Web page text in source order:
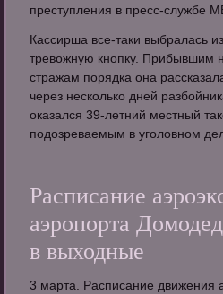
преступления в пресс-службе
Кассирша все-таки выбралась
тревожную кнопку. Прибывшим
стражам порядка она
через несколько дней
оказался 39-летний местный
подозреваемым в уголовном
Расписание
аэропорта
в выходные
3 марта. Расписание движения